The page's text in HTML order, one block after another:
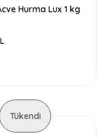
Hurma Lux 1 kg
Tükendi